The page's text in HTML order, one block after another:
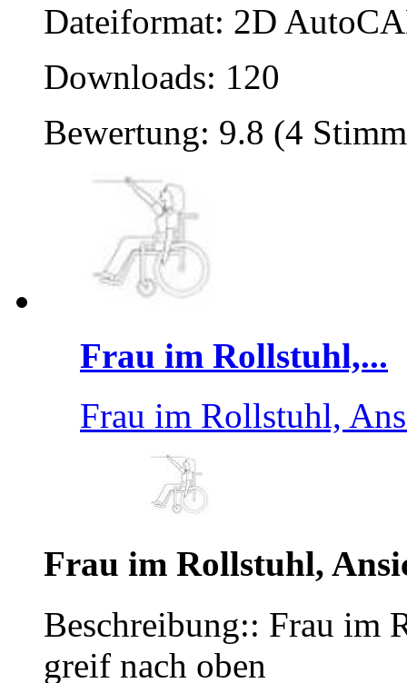
Dateiformat: 2D
Downloads: 120
Bewertung: 9.8 (4
Frau im Rollstuhl,...
Frau im Rollstuhl,
Frau im Rollstuhl,
Beschreibung:: Frau im
greif nach oben